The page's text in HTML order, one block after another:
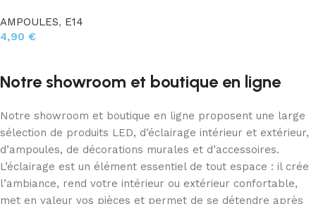
AMPOULES, E14
4,90 €
Notre showroom et boutique en ligne
Notre showroom et boutique en ligne proposent une large
sélection de produits LED, d’éclairage intérieur et extérieur,
d’ampoules, de décorations murales et d’accessoires.
L’éclairage est un élément essentiel de tout espace : il crée
l’ambiance, rend votre intérieur ou extérieur confortable,
met en valeur vos pièces et permet de se détendre après